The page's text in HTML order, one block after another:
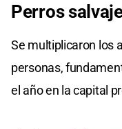
Perros
Se multiplicaron los
personas,
el año en la capital